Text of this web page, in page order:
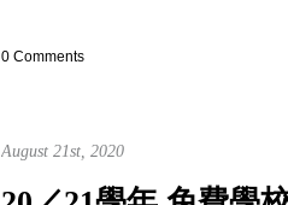
0 Comments
August 21st, 2020